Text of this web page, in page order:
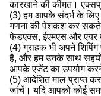
कारखाने की कीमत।
(3) हम आपके संदर्भ के लिए
गणना की पेशकश कर सकते
फेडएक्स, ईएमएस और एयर
(4) ग्राहक भी अपने
हैं, और हम उनके साथ
आपके एजेंट का उपयोग
(5) आदेशित माल प्राप्त
जांचें। यदि आपको कोई